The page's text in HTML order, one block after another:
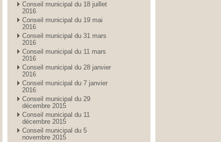
Conseil municipal du 18 juillet
2016
Conseil municipal du 19 mai
2016
Conseil municipal du 31 mars
2016
Conseil municipal du 11 mars
2016
Conseil municipal du 28 janvier
2016
Conseil municipal du 7 janvier
2016
Conseil municipal du 29
décembre 2015
Conseil municipal du 11
décembre 2015
Conseil municipal du 5
novembre 2015